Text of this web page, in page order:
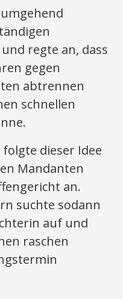
regte an, dass
gegen
abtrennen
schnellen
dieser Idee
Mandanten
an.
suchte sodann
auf und
raschen